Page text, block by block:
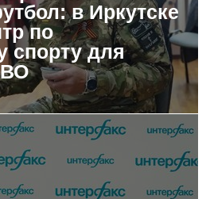
в Иркутске
по
спорту для